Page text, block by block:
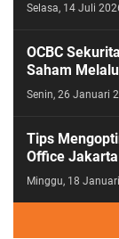
Selasa, 14 Juli
OCBC
Saham
Senin, 26 Januari
Tips
Office Jakarta
Minggu, 18